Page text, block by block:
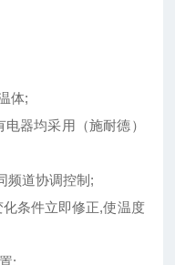
体;
器均采用（施耐德）
频道协调控制;
条件立即修正,使温度